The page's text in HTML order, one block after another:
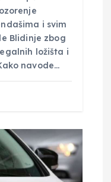
i svim
Blidinje zbog
ložišta i
navode…